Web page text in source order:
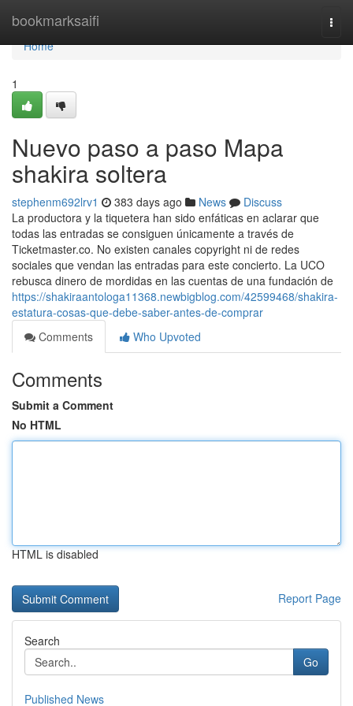
bookmarksaifi
Home
Home
1
Nuevo paso a paso Mapa
shakira soltera
stephenm692lrv1 383 days ago News
Discuss
La productora y la tiquetera han sido enfáticas en aclarar que
todas las entradas se consiguen únicamente a través de
Ticketmaster.co. No existen canales copyright ni de redes
sociales que vendan las entradas para este concierto. La UCO
rebusca dinero de mordidas en las cuentas de una fundación de
https://shakiraantologa11368.newbigblog.com/42599468/shakira-
estatura-cosas-que-debe-saber-antes-de-comprar
Comments
Who Upvoted
Comments
Submit a Comment
No HTML
HTML is disabled
Report Page
Search
Go
Published News